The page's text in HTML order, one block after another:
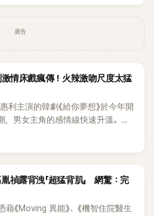
廣告
激情床戲瘋傳！火辣激吻尺度太猛
利主演的韓劇《給你夢想》於今年開
，男女主角的感情線快速升溫。最
吻戲，更接連出現床戲橋段，讓
禎露背洩「超猛背肌」 網驚：完
《Moving 異能》、《機智住院醫生